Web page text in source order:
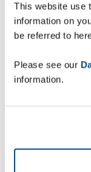
This website use
information on
be referred to
Please see our
information.
optimalizaci
krátké době,
velkoobchodu
více než 300
–